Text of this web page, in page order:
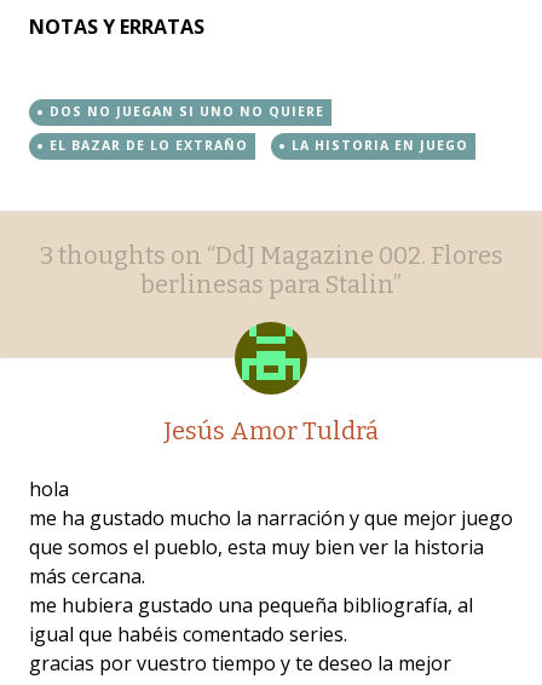
NOTAS Y ERRATAS
DOS NO JUEGAN SI UNO NO QUIERE
EL BAZAR DE LO EXTRAÑO
LA HISTORIA EN JUEGO
Post
navigation
3 thoughts on “DdJ Magazine 002. Flores
berlinesas para Stalin”
Jesús Amor Tuldrá
hola
me ha gustado mucho la narración y que mejor juego
que somos el pueblo, esta muy bien ver la historia
más cercana.
me hubiera gustado una pequeña bibliografía, al
igual que habéis comentado series.
gracias por vuestro tiempo y te deseo la mejor